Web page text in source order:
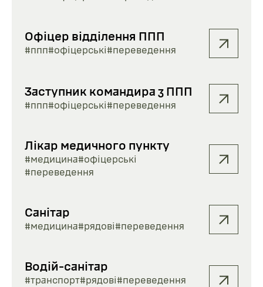
Офіцер відділення ППП
#ппп#офіцерські#переведення
Заступник командира з ППП
#ппп#офіцерські#переведення
Лікар медичного пункту
#медицина#офіцерські
#переведення
Санітар
#медицина#рядові#переведення
Водій-санітар
#транспорт#рядові#переведення